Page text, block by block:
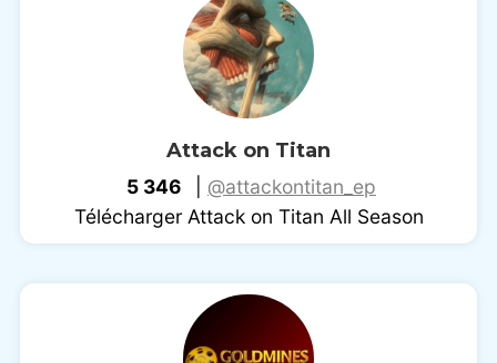
Attack on Titan
5 346
@attackontitan_ep
Télécharger Attack on Titan All Season